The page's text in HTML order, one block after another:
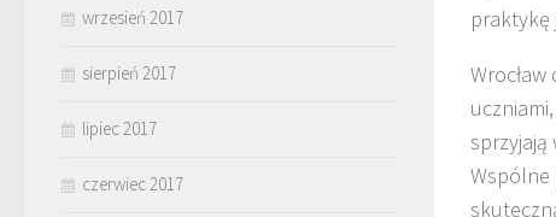
praktykę
sprzyjają
Wspólne
wrzesień 2017
sierpień 2017
lipiec 2017
czerwiec 2017